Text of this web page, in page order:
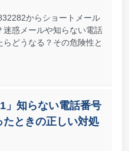
からショートメール
迷惑メールや知らない電話
どうなる？その危険性と
」知らない電話番号
ときの正しい対処